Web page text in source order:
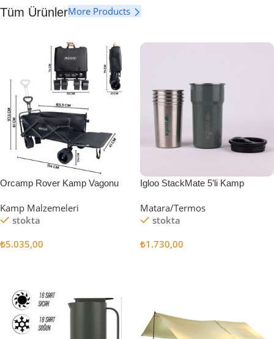
Tüm ÜrünlerMore Products
Orcamp Rover Kamp Vagonu
Kamp Malzemeleri
stokta
₺5.035,00
Igloo StackMate 5’li Kamp
Matara/Termos
stokta
₺1.730,00